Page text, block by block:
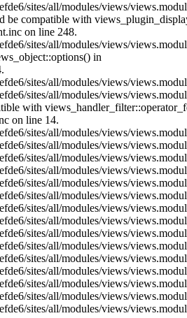
sites/all/modules/views/
compatible with
on line 248.
sites/all/modules/views/
in
sites/all/modules/views/
sites/all/modules/views/
with
on line 14.
sites/all/modules/views/
sites/all/modules/views/
sites/all/modules/views/
sites/all/modules/views/
sites/all/modules/views/
sites/all/modules/views/
sites/all/modules/views/
sites/all/modules/views/
sites/all/modules/views/
sites/all/modules/views/
sites/all/modules/views/
sites/all/modules/views/
sites/all/modules/views/
sites/all/modules/views/
sites/all/modules/views/